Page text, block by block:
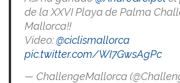
de la XXVI Playa de Palma
Mallorca!!
Vídeo:@ciclismallorca
pic.twitter.com/WI7GwsAgPc
— ChallengeMallorca